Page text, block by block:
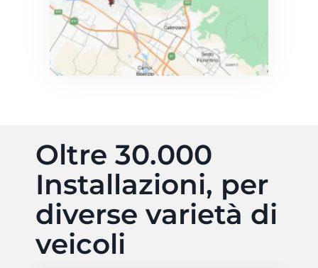
Oltre 30.000
Installazioni, per
diverse varietà di
veicoli